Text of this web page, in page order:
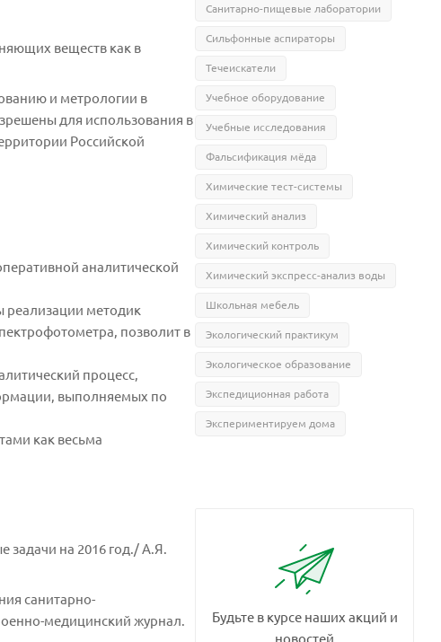
веществ как в
и метрологии в
для использования в
Российской
аналитической
реализации методик
позволит в
процесс,
выполняемых по
как весьма
задачи на 2016 год./ А.Я.
санитарно-
медицинский журнал.
Санитарно-пищевые лаборатории
Сильфонные аспираторы
Течеискатели
Учебное оборудование
Учебные исследования
Фальсификация мёда
Химические тест-системы
Химический анализ
Химический контроль
Химический экспресс-анализ воды
Школьная мебель
Экологический практикум
Экологическое образование
Экспедиционная работа
Экспериментируем дома
Будьте в курсе наших акций и
новостей